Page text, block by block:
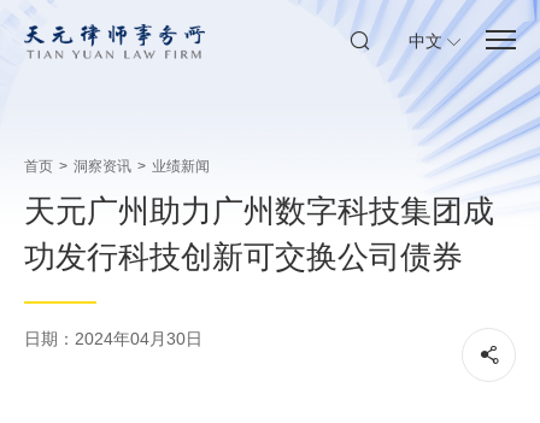
中文
首页 > 洞察资讯 > 业绩新闻
天元广州助力广州数字科技集团成
功发行科技创新可交换公司债券
日期：2024年04月30日